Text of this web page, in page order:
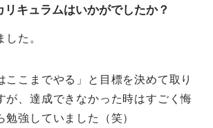
リキュラムはいかがでしたか？
た。
ここまでやる」と目標を決めて取り
が、達成できなかった時はすごく悔
勉強していました（笑）